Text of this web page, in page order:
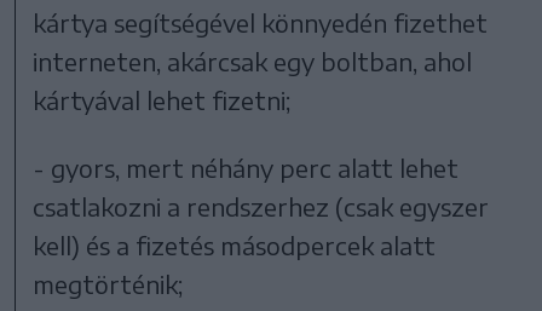
kártya segítségével könnyedén fizethet
interneten, akárcsak egy boltban, ahol
kártyával lehet fizetni;
- gyors, mert néhány perc alatt lehet
csatlakozni a rendszerhez (csak egyszer
kell) és a fizetés másodpercek alatt
megtörténik;